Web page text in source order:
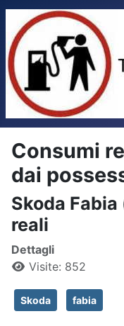
Consumi
dai
Skoda
reali
Dettagli
Visite: 852
Skoda fabia